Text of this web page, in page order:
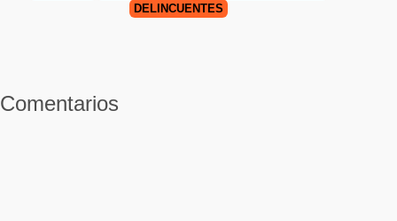
DELINCUENTES
Comentarios